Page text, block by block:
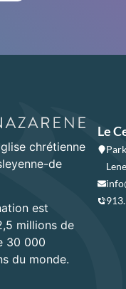
chrétienne
de
est
millions de
30 000
du monde.
Le